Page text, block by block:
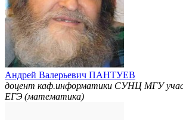
Андрей Валерьевич ПАНТУЕВ
доцент каф.информатики СУНЦ МГУ
ЕГЭ (математика)